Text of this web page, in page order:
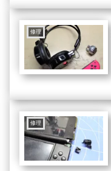
修理
修理